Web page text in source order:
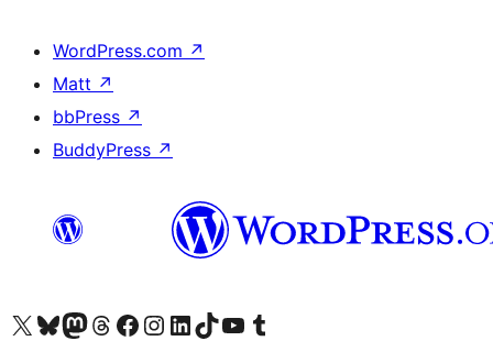
WordPress.com ↗
Matt ↗
bbPress ↗
BuddyPress ↗
ຢ້ຽມຊົມບັນຊີ X (ຊື່ເກົ່າ Twitter) ຂອງພວກເຮົາຢ້ຽມຊົມບັນຊີ Bluesky ຂອງພວກເຮົາຢ້ຽມຊົມບັນຊີ Mastodon ຂອງພວກເຮົາຢ້ຽມຊົມບັນຊີ Threads ຂອງພວກເຮົາຢ້ຽມຊົມໜ້າ Facebook ຂອງພວກເຮົາຢ້ຽມຊົມບັນຊີ Instagram ຂອງພວກເຮົາຢ້ຽມຊົມບັນຊີ LinkedIn ຂອງພວກເຮົາຢ້ຽມຊົມບັນຊີ TikTok ຂອງພວກເຮົາຢ້ຽມຊົມຊ່ອງ YouTube ຂອງພວກເຮົາຢ້ຽມຊົມບັນຊີ Tumblr ຂອງພວກເຮົາ